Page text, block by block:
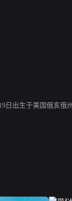
日出生于美国俄亥